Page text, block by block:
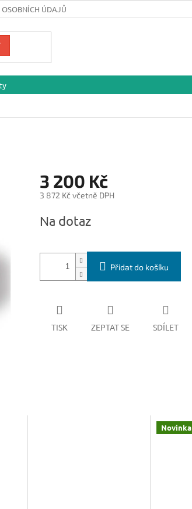
ÚDAJŮ
3 200 Kč
3 872 Kč včetně DPH
cena:
Na dotaz
Přidat do košíku
TISK ZEPTAT SE SDÍLET
Novinka